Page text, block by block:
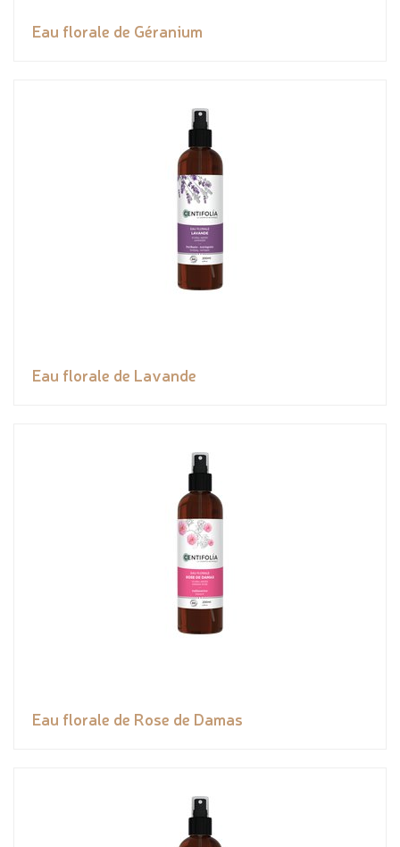
Eau florale de Géranium
Eau florale de Lavande
Eau florale de Rose de Damas